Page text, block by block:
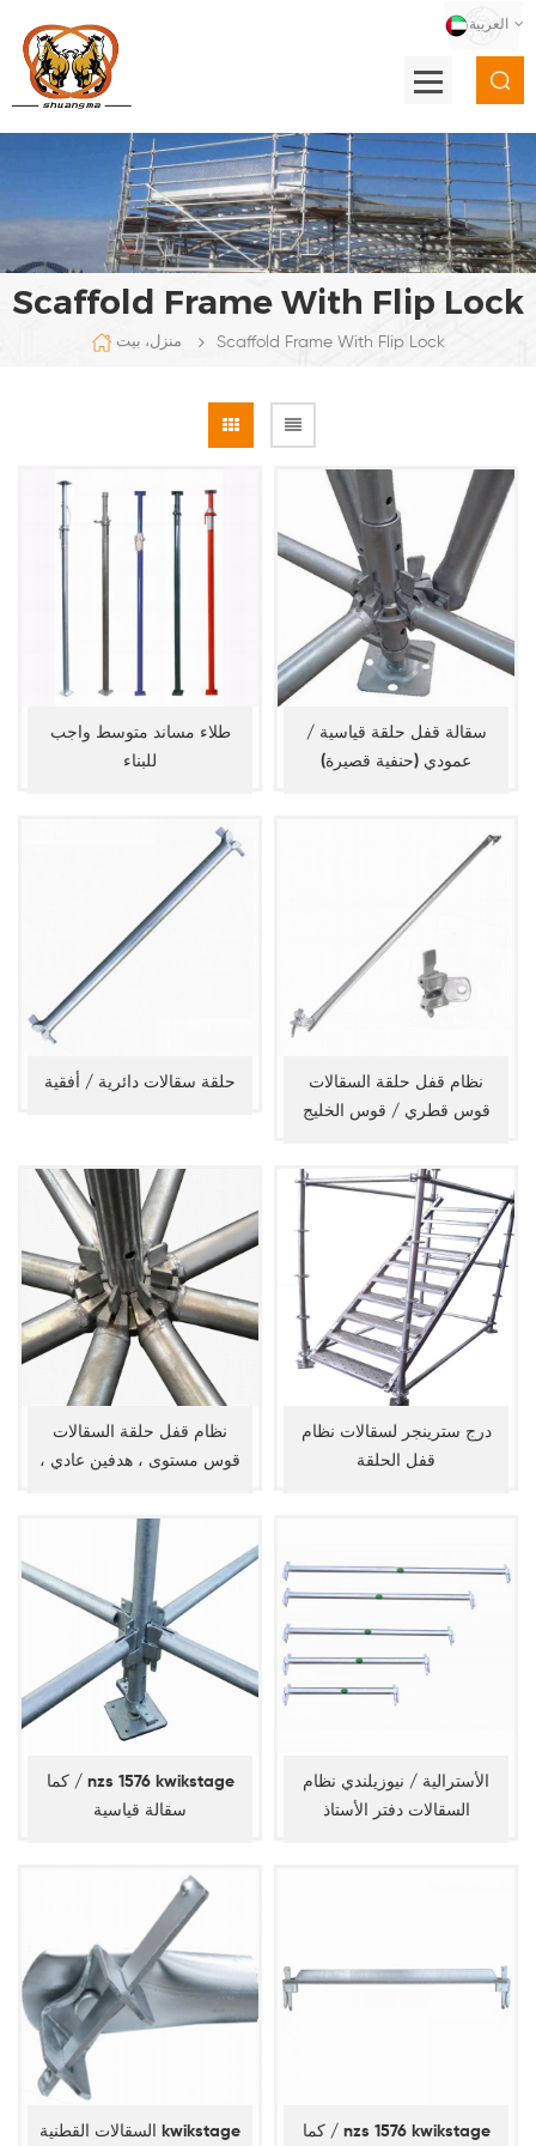
العربية
Scaffold Frame With Flip Lock
منزل، بيت Scaffold Frame With Flip Lock
طلاء مساند متوسط ​​واجب
للبناء
سقالة قفل حلقة قياسية /
عمودي (حنفية قصيرة)
حلقة سقالات دائرية / أفقية
نظام قفل حلقة السقالات
قوس قطري / قوس الخليج
نظام قفل حلقة السقالات
قوس مستوى ، هدفين عادي ،
درج سترينجر لسقالات نظام
قفل الحلقة
كما / nzs 1576 kwikstage
سقالة قياسية
الأسترالية / نيوزيلندي نظام
السقالات دفتر الأستاذ
السقالات القطنية kwikstage كما / nzs 1576 kwikstage